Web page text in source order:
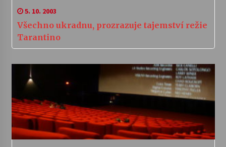
5. 10. 2003
Všechno ukradnu, prozrazuje tajemství režie
Tarantino